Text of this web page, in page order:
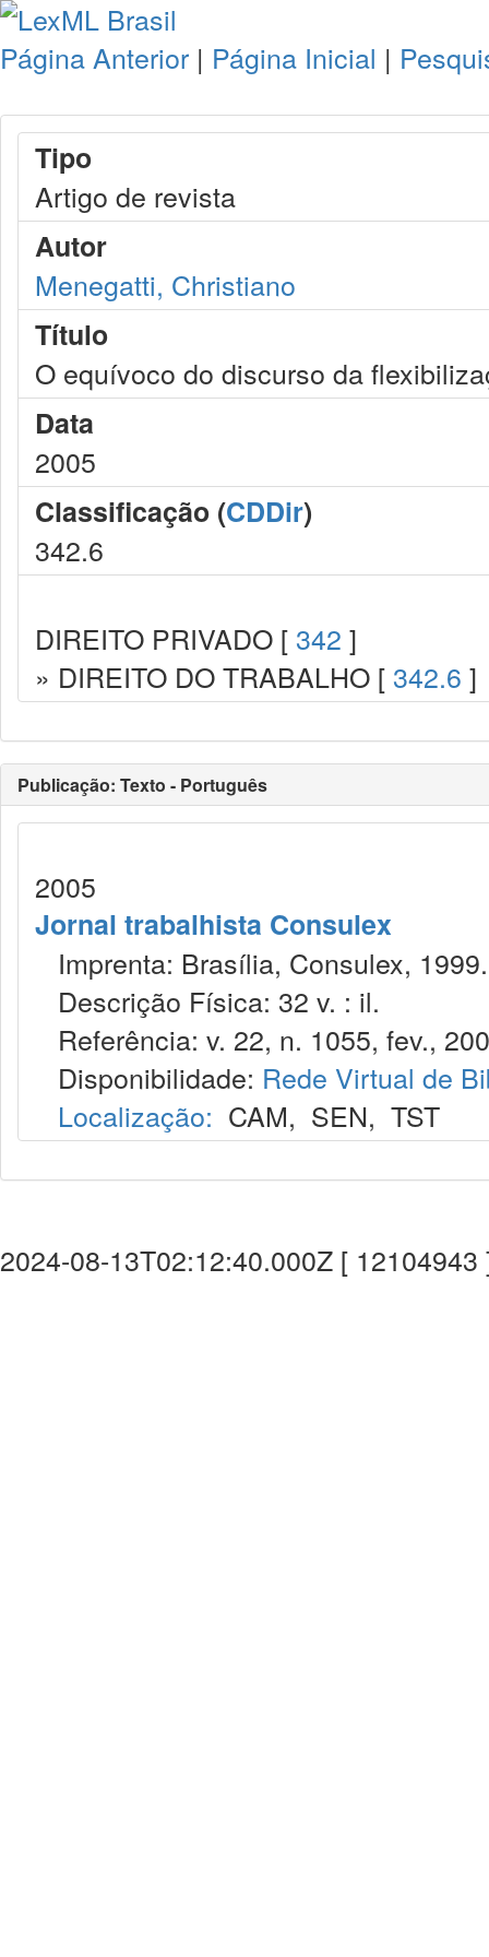
Página Anterior | Página Inicial |
Tipo
Artigo de revista
Autor
Menegatti, Christiano
Título
O equívoco do discurso da
Data
2005
Classificação (CDDir)
342.6
DIREITO PRIVADO [ 342 ]
» DIREITO DO TRABALHO [ 342.6 ]
Publicação: Texto - Português
2005
Jornal trabalhista Consulex
Imprenta: Brasília, Consulex, 1999.
Descrição Física: 32 v. : il.
Referência: v. 22, n. 1055, fev.,
Disponibilidade: Rede Virtual de
Localização: CAM, SEN, TST
2024-08-13T02:12:40.000Z [ 12104943